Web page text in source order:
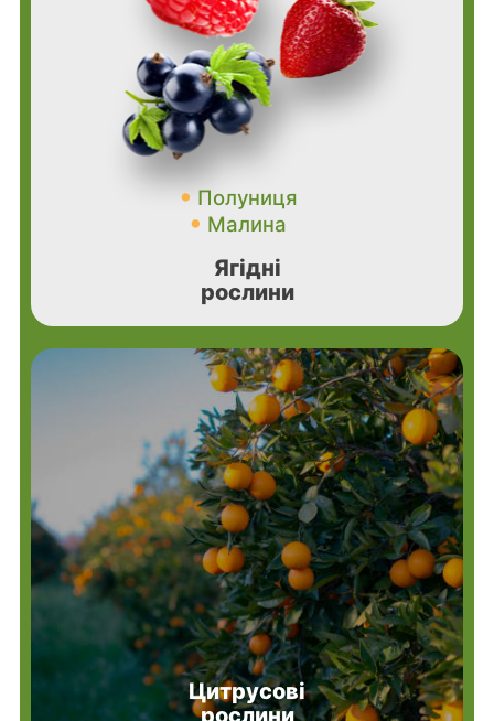
Полуниця
Малина
Ягідні
рослини
Цитрусові
рослини